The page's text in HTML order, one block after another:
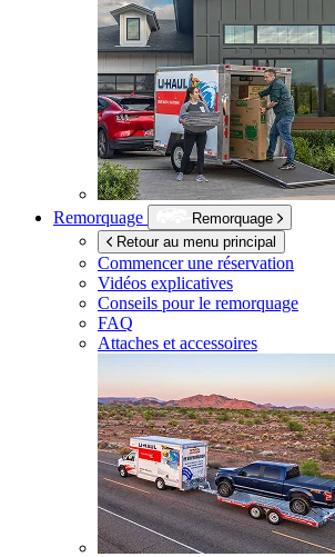
Remorquage
Remorquage
Retour au menu principal
Commencer une réservation
Vidéos explicatives
Conseils pour le remorquage
FAQ
Attaches et accessoires